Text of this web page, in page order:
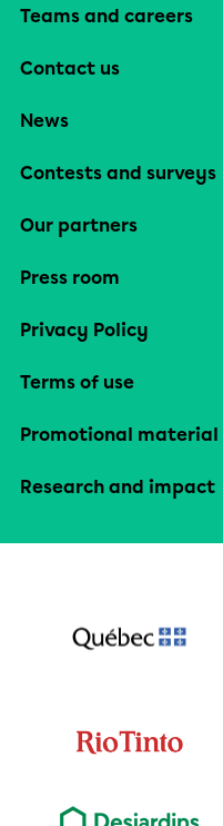
Teams and careers
Contact us
News
Contests and surveys
Our partners
Press room
Privacy Policy
Terms of use
Promotional material
Research and impact